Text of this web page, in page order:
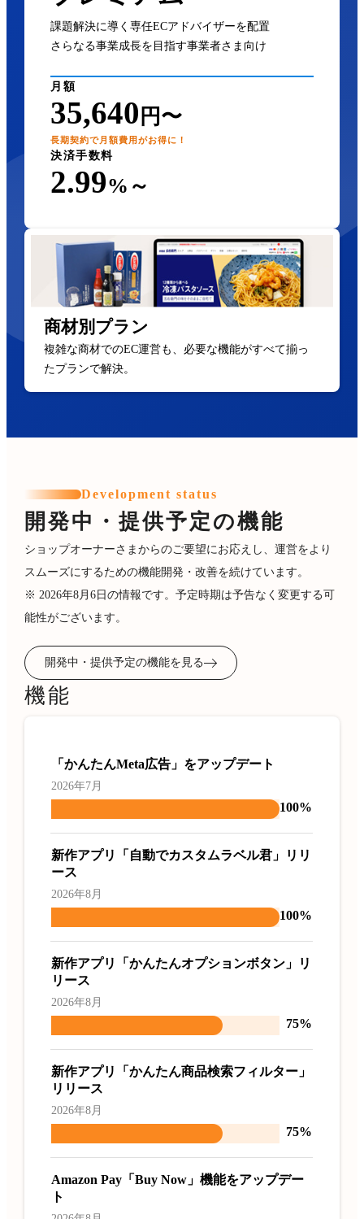
課題解決に導く専任ECアドバイザーを配置
さらなる事業成長を目指す事業者さま向け
月額
35,640 円〜
長期契約で月額費用がお得に！
決済手数料
2.99%～
商材別プラン
複雑な商材でのEC運営も、必要な機能がすべて揃っ
たプランで解決。
Development status
開発中・提供予定の機能
ショップオーナーさまからのご要望にお応えし、運営をより
スムーズにするための機能開発・改善を続けています。
※ 2026年8月6日の情報です。予定時期は予告なく変更する可
能性がございます。
開発中・提供予定の機能を見る
機能
「かんたんMeta広告」をアップデート
2026年7月
100%
新作アプリ「自動でカスタムラベル君」リリ
ース
2026年8月
100%
新作アプリ「かんたんオプションボタン」リ
リース
2026年8月
75%
新作アプリ「かんたん商品検索フィルター」
リリース
2026年8月
75%
Amazon Pay「Buy Now」機能をアップデー
ト